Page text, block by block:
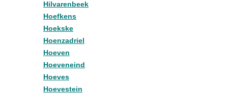
Hilvarenbeek
Hoefkens
Hoekske
Hoenzadriel
Hoeven
Hoeveneind
Hoeves
Hoevestein